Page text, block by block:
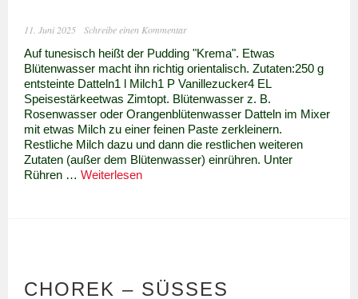
11. Juni 2025 Schreibe einen Kommentar
Auf tunesisch heißt der Pudding "Krema". Etwas
Blütenwasser macht ihn richtig orientalisch. Zutaten:250 g
entsteinte Datteln1 l Milch1 P Vanillezucker4 EL
Speisestärkeetwas Zimtopt. Blütenwasser z. B.
Rosenwasser oder Orangenblütenwasser Datteln im Mixer
mit etwas Milch zu einer feinen Paste zerkleinern.
Restliche Milch dazu und dann die restlichen weiteren
Zutaten (außer dem Blütenwasser) einrühren. Unter
Rühren …WeiterlesenTunesische
CHOREK – SÜSSES M